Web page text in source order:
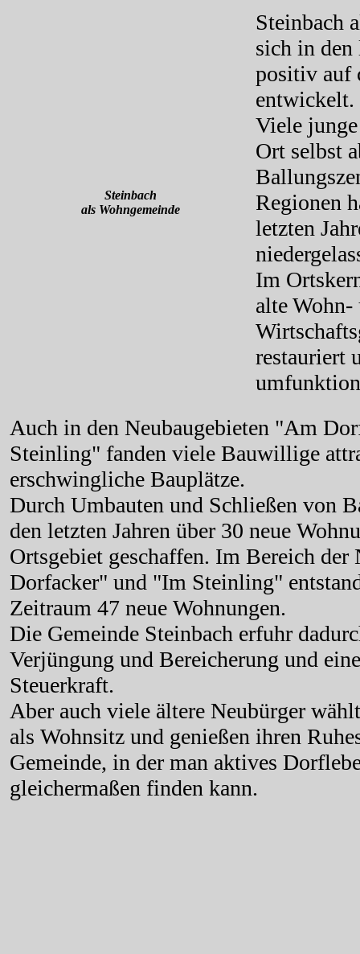
Steinbach
als Wohngemeinde
Steinbach
sich in den
positiv auf
entwickelt.
Viele
Ort selbst
Regionen
letzten
Im
alte Wohn-
restauriert
Auch in den Neubaugebieten "Am
Steinling" fanden viele Bauwillige
erschwingliche Bauplätze.
Durch Umbauten und Schließen von
den letzten Jahren über 30 neue
Ortsgebiet geschaffen. Im Bereich der
Dorfacker" und "Im Steinling"
Zeitraum 47 neue Wohnungen.
Die Gemeinde Steinbach erfuhr
Verjüngung und Bereicherung und
Steuerkraft.
Aber auch viele ältere Neubürger
als Wohnsitz und genießen ihren
Gemeinde, in der man aktives
gleichermaßen finden kann.